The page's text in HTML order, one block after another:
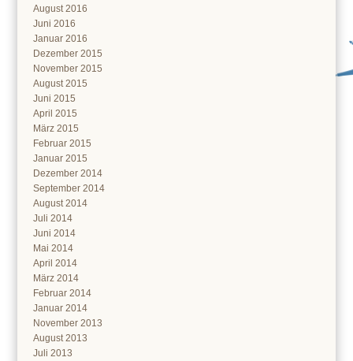
August 2016
Juni 2016
Januar 2016
Dezember 2015
November 2015
August 2015
Juni 2015
April 2015
März 2015
Februar 2015
Januar 2015
Dezember 2014
September 2014
August 2014
Juli 2014
Juni 2014
Mai 2014
April 2014
März 2014
Februar 2014
Januar 2014
November 2013
August 2013
Juli 2013